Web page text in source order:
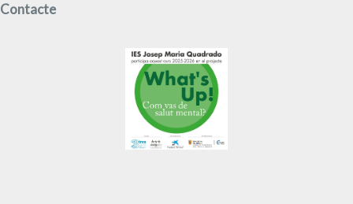
Contacte